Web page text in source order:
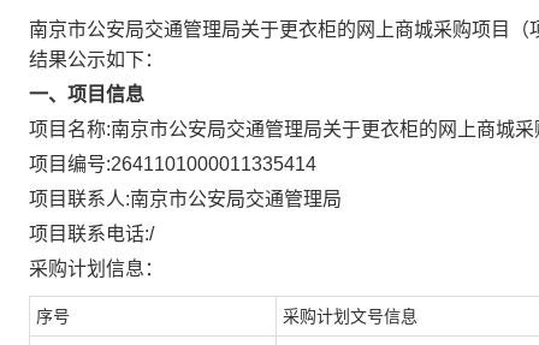
南京市公安局交通管理局关于更衣柜的网上商城采购项目
结果公示如下：
一、项目信息
项目名称:南京市公安局交通管理局关于更衣柜的网上商城采
项目编号:2641101000011335414
项目联系人:南京市公安局交通管理局
项目联系电话:/
采购计划信息：
序号 采购计划文号信息